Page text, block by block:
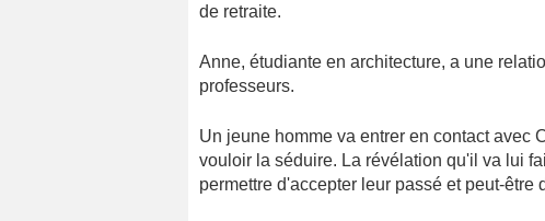
de retraite.
Anne, étudiante en architecture, a une
professeurs.
Un jeune homme va entrer en contact avec
vouloir la séduire. La révélation qu'il va lui
permettre d'accepter leur passé et peut-être